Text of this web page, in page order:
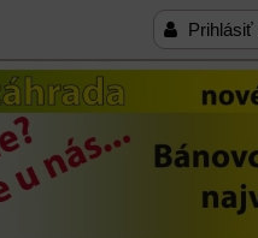
Prihlásiť